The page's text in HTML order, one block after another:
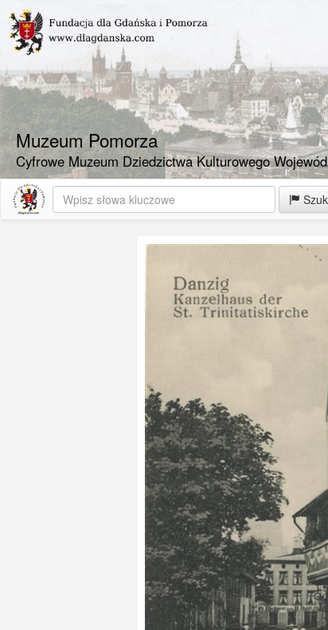
Muzeum Pomorza
Cyfrowe Muzeum Dziedzictwa Kulturowego